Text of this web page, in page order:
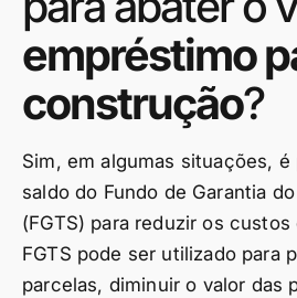
empréstimo
construção?
Sim, em algumas situações,
saldo do Fundo de Garantia
(FGTS) para reduzir os
FGTS pode ser utilizado para
parcelas, diminuir o valor das